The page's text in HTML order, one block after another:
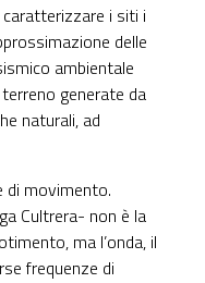
i siti i
delle
ambientale
generate da
naturali, ad
di movimento.
Cultrera- non è la
ma l’onda, il
frequenze di